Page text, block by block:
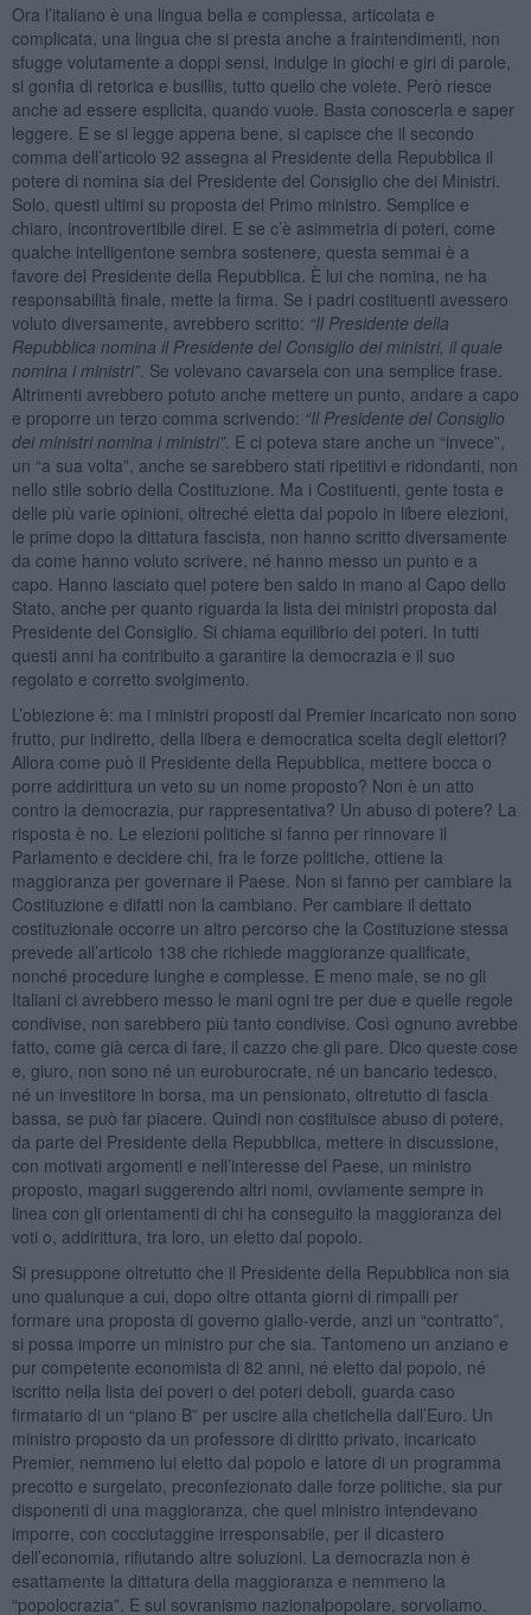
Ora l’italiano è una lingua bella e complessa, articolata e
complicata, una lingua che si presta anche a fraintendimenti, non
sfugge volutamente a doppi sensi, indulge in giochi e giri di parole,
si gonfia di retorica e busillis, tutto quello che volete. Però riesce
anche ad essere esplicita, quando vuole. Basta conoscerla e saper
leggere. E se si legge appena bene, si capisce che il secondo
comma dell’articolo 92 assegna al Presidente della Repubblica il
potere di nomina sia del Presidente del Consiglio che dei Ministri.
Solo, questi ultimi su proposta del Primo ministro. Semplice e
chiaro, incontrovertibile direi. E se c’è asimmetria di poteri, come
qualche intelligentone sembra sostenere, questa semmai è a
favore del Presidente della Repubblica. È lui che nomina, ne ha
responsabilità finale, mette la firma. Se i padri costituenti avessero
voluto diversamente, avrebbero scritto: “Il Presidente della
Repubblica nomina il Presidente del Consiglio dei ministri, il quale
nomina i ministri”. Se volevano cavarsela con una semplice frase.
Altrimenti avrebbero potuto anche mettere un punto, andare a capo
e proporre un terzo comma scrivendo: “Il Presidente del Consiglio
dei ministri nomina i ministri”. E ci poteva stare anche un “invece”,
un “a sua volta”, anche se sarebbero stati ripetitivi e ridondanti, non
nello stile sobrio della Costituzione. Ma i Costituenti, gente tosta e
delle più varie opinioni, oltreché eletta dal popolo in libere elezioni,
le prime dopo la dittatura fascista, non hanno scritto diversamente
da come hanno voluto scrivere, né hanno messo un punto e a
capo. Hanno lasciato quel potere ben saldo in mano al Capo dello
Stato, anche per quanto riguarda la lista dei ministri proposta dal
Presidente del Consiglio. Si chiama equilibrio dei poteri. In tutti
questi anni ha contribuito a garantire la democrazia e il suo
regolato e corretto svolgimento.
L’obiezione è: ma i ministri proposti dal Premier incaricato non sono
frutto, pur indiretto, della libera e democratica scelta degli elettori?
Allora come può il Presidente della Repubblica, mettere bocca o
porre addirittura un veto su un nome proposto? Non è un atto
contro la democrazia, pur rappresentativa? Un abuso di potere? La
risposta è no. Le elezioni politiche si fanno per rinnovare il
Parlamento e decidere chi, fra le forze politiche, ottiene la
maggioranza per governare il Paese. Non si fanno per cambiare la
Costituzione e difatti non la cambiano. Per cambiare il dettato
costituzionale occorre un altro percorso che la Costituzione stessa
prevede all’articolo 138 che richiede maggioranze qualificate,
nonché procedure lunghe e complesse. E meno male, se no gli
Italiani ci avrebbero messo le mani ogni tre per due e quelle regole
condivise, non sarebbero più tanto condivise. Così ognuno avrebbe
fatto, come già cerca di fare, il cazzo che gli pare. Dico queste cose
e, giuro, non sono né un euroburocrate, né un bancario tedesco,
né un investitore in borsa, ma un pensionato, oltretutto di fascia
bassa, se può far piacere. Quindi non costituisce abuso di potere,
da parte del Presidente della Repubblica, mettere in discussione,
con motivati argomenti e nell’interesse del Paese, un ministro
proposto, magari suggerendo altri nomi, ovviamente sempre in
linea con gli orientamenti di chi ha conseguito la maggioranza dei
voti o, addirittura, tra loro, un eletto dal popolo.
Si presuppone oltretutto che il Presidente della Repubblica non sia
uno qualunque a cui, dopo oltre ottanta giorni di rimpalli per
formare una proposta di governo giallo-verde, anzi un “contratto”,
si possa imporre un ministro pur che sia. Tantomeno un anziano e
pur competente economista di 82 anni, né eletto dal popolo, né
iscritto nella lista dei poveri o dei poteri deboli, guarda caso
firmatario di un “piano B” per uscire alla chetichella dall’Euro. Un
ministro proposto da un professore di diritto privato, incaricato
Premier, nemmeno lui eletto dal popolo e latore di un programma
precotto e surgelato, preconfezionato dalle forze politiche, sia pur
disponenti di una maggioranza, che quel ministro intendevano
imporre, con cocciutaggine irresponsabile, per il dicastero
dell’economia, rifiutando altre soluzioni. La democrazia non è
esattamente la dittatura della maggioranza e nemmeno la
“popolocrazia”. E sul sovranismo nazionalpopolare, sorvoliamo.